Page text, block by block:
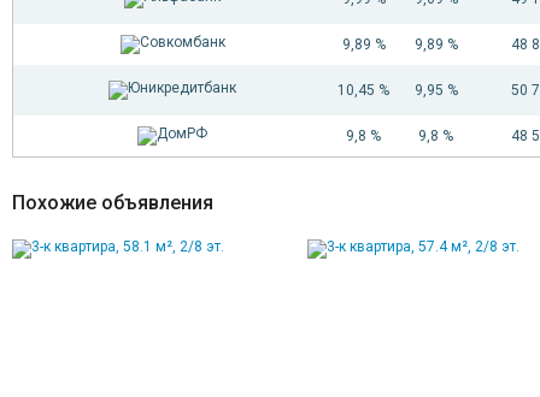
9,89 % 9,89 % 48
10,45 % 9,95 % 50
9,8 % 9,8 % 48
Похожие объявления